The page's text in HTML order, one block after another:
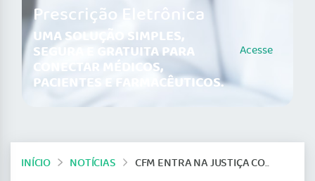
Prescrição Eletrônica
UMA SOLUÇÃO SIMPLES,
SEGURA E GRATUITA PARA
CONECTAR MÉDICOS,
PACIENTES E FARMACÊUTICOS.
Acesse
INÍCIO NOTÍCIAS CFM ENTRA NA JUSTIÇA CONTRA UNIÃO POR RESTRIÇÃO NO ACESSO À MAMOGRAFIA PARA MULHERES COM MENOS DE 50 ANOS